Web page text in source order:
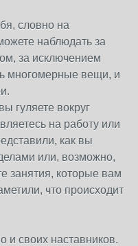
словно на
наблюдать за
за исключением
многомерные вещи, и
гуляете вокруг
на работу или
как вы
или, возможно,
занятия, которые вам
что происходит
и своих наставников.